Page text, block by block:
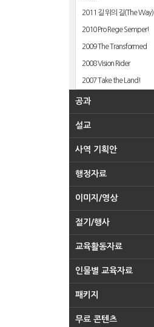
2011 길 위의 길(The Way)
2010 Pro Rege Semper!
2009 The Transformed
2008 Vision Rider
2007 Take the Land!
공과
설교
사역 기획안
행정자료
이미지/영상
절기/행사
교육활동자료
인물별 교육자료
패키지
무료 콘텐츠